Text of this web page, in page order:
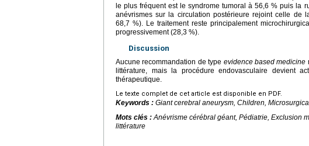
le plus fréquent est le syndrome tumoral à 56,6 % puis la
anévrismes sur la circulation postérieure rejoint celle de
68,7 %). Le traitement reste principalement
progressivement (28,3 %).
Discussion
Aucune recommandation de type evidence based medicine
littérature, mais la procédure endovasculaire devient
thérapeutique.
Le texte complet de cet article est disponible en PDF.
Keywords : Giant cerebral aneurysm, Children,
Mots clés :Anévrisme cérébral géant, Pédiatrie, Exclusion
littérature